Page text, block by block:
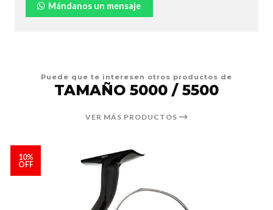
Mándanos un mensaje
Puede que te interesen otros productos de
TAMAÑO 5000 / 5500
VER MÁS PRODUCTOS
10%
OFF